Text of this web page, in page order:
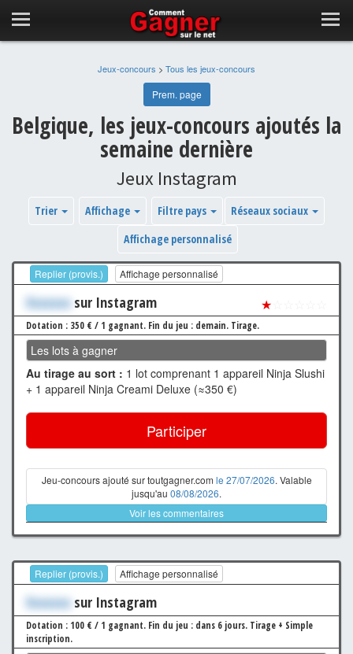
Jeux-concours > Tous les jeux-concours
Prem. page
Belgique, les jeux-concours ajoutés la
semaine dernière
Jeux Instagram
Trier Affichage Filtre pays
Réseaux sociaux
Affichage personnalisé
Replier (provis.) Affichage personnalisé
Xxxxxxx sur Instagram ★
Dotation : 350 € / 1 gagnant. Fin du jeu : demain. Tirage.
Les lots à gagner
Au tirage au sort : 1 lot comprenant 1 appareil Ninja Slushi
+ 1 appareil Ninja Creami Deluxe (≈350 €)
Participer
Jeu-concours ajouté sur toutgagner.com le 27/07/2026. Valable
jusqu'au 08/08/2026.
Voir les commentaires
Replier (provis.) Affichage personnalisé
Xxxxxxx sur Instagram
Dotation : 100 € / 1 gagnant. Fin du jeu : dans 6 jours. Tirage + Simple
inscription.